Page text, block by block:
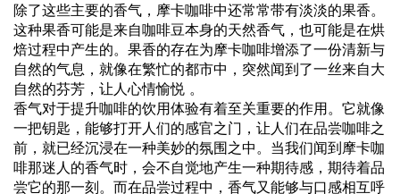
除了这些主要的香气，摩卡咖啡中还常常带有淡淡的果香。
这种果香可能是来自咖啡豆本身的天然香气，也可能是在烘
焙过程中产生的。果香的存在为摩卡咖啡增添了一份清新与
自然的气息，就像在繁忙的都市中，突然闻到了一丝来自大
自然的芬芳，让人心情愉悦 。
香气对于提升咖啡的饮用体验有着至关重要的作用。它就像
一把钥匙，能够打开人们的感官之门，让人们在品尝咖啡之
前，就已经沉浸在一种美妙的氛围之中。当我们闻到摩卡咖
啡那迷人的香气时，会不自觉地产生一种期待感，期待着品
尝它的那一刻。而在品尝过程中，香气又能够与口感相互呼